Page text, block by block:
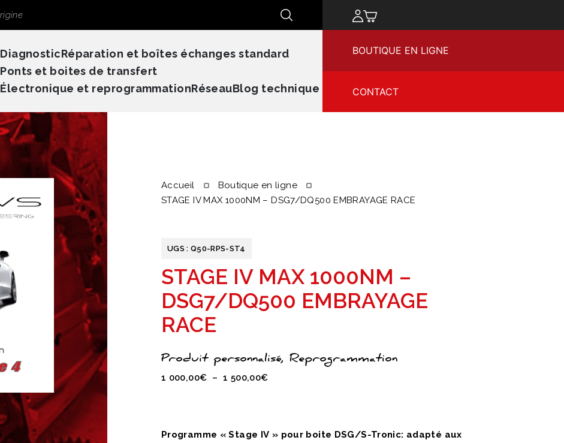
Rechercher
DiagnosticRéparation et boîtes échanges standard
Ponts et boites de transfert
Électronique et reprogrammationRéseauBlog technique
BOUTIQUE EN LIGNE
CONTACT
Accueil
Boutique en ligne
STAGE IV MAX 1000NM – DSG7/DQ500 EMBRAYAGE RACE
UGS : Q50-RPS-ST4
STAGE IV MAX 1000NM –
DSG7/DQ500 EMBRAYAGE
RACE
Produit personnalisé, Reprogrammation
1 000,00€ – 1 500,00€Plage
000,00€
Programme « Stage IV » pour boite DSG/S-Tronic: adapté aux